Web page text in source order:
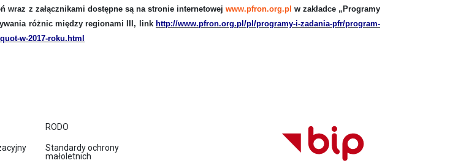
wraz z załącznikami dostępne są na stronie internetowej www.pfron.org.pl w zakładce „Programy
różnic między regionami III , link http://www.pfron.org.pl/pl/programy-i-zadania-pfr/program-
w-2017-roku.html
RODO
Standardy ochrony
małoletnich